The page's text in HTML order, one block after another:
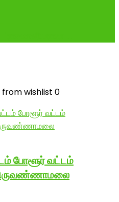
from wishlist 0
போளூர் வட்டம்